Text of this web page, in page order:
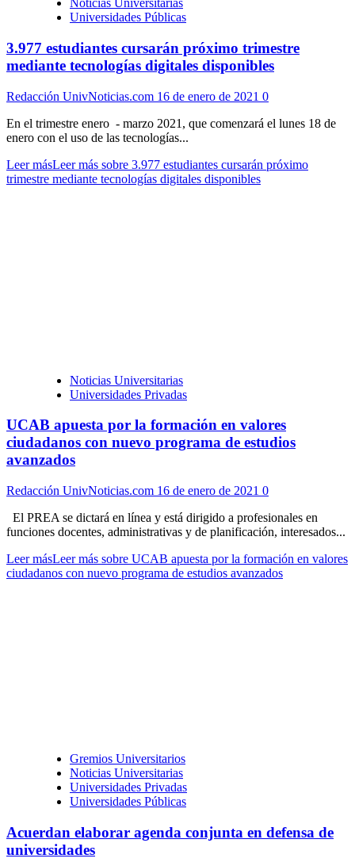
Noticias Universitarias
Universidades Públicas
3.977 estudiantes cursarán próximo trimestre
mediante tecnologías digitales disponibles
Redacción UnivNoticias.com 16 de enero de 2021 0
En el trimestre enero - marzo 2021, que comenzará el lunes 18 de
enero con el uso de las tecnologías...
Leer másLeer más sobre 3.977 estudiantes cursarán próximo
trimestre mediante tecnologías digitales disponibles
Noticias Universitarias
Universidades Privadas
UCAB apuesta por la formación en valores
ciudadanos con nuevo programa de estudios
avanzados
Redacción UnivNoticias.com 16 de enero de 2021 0
El PREA se dictará en línea y está dirigido a profesionales en
funciones docentes, administrativas y de planificación, interesados...
Leer másLeer más sobre UCAB apuesta por la formación en valores
ciudadanos con nuevo programa de estudios avanzados
Gremios Universitarios
Noticias Universitarias
Universidades Privadas
Universidades Públicas
Acuerdan elaborar agenda conjunta en defensa de
universidades